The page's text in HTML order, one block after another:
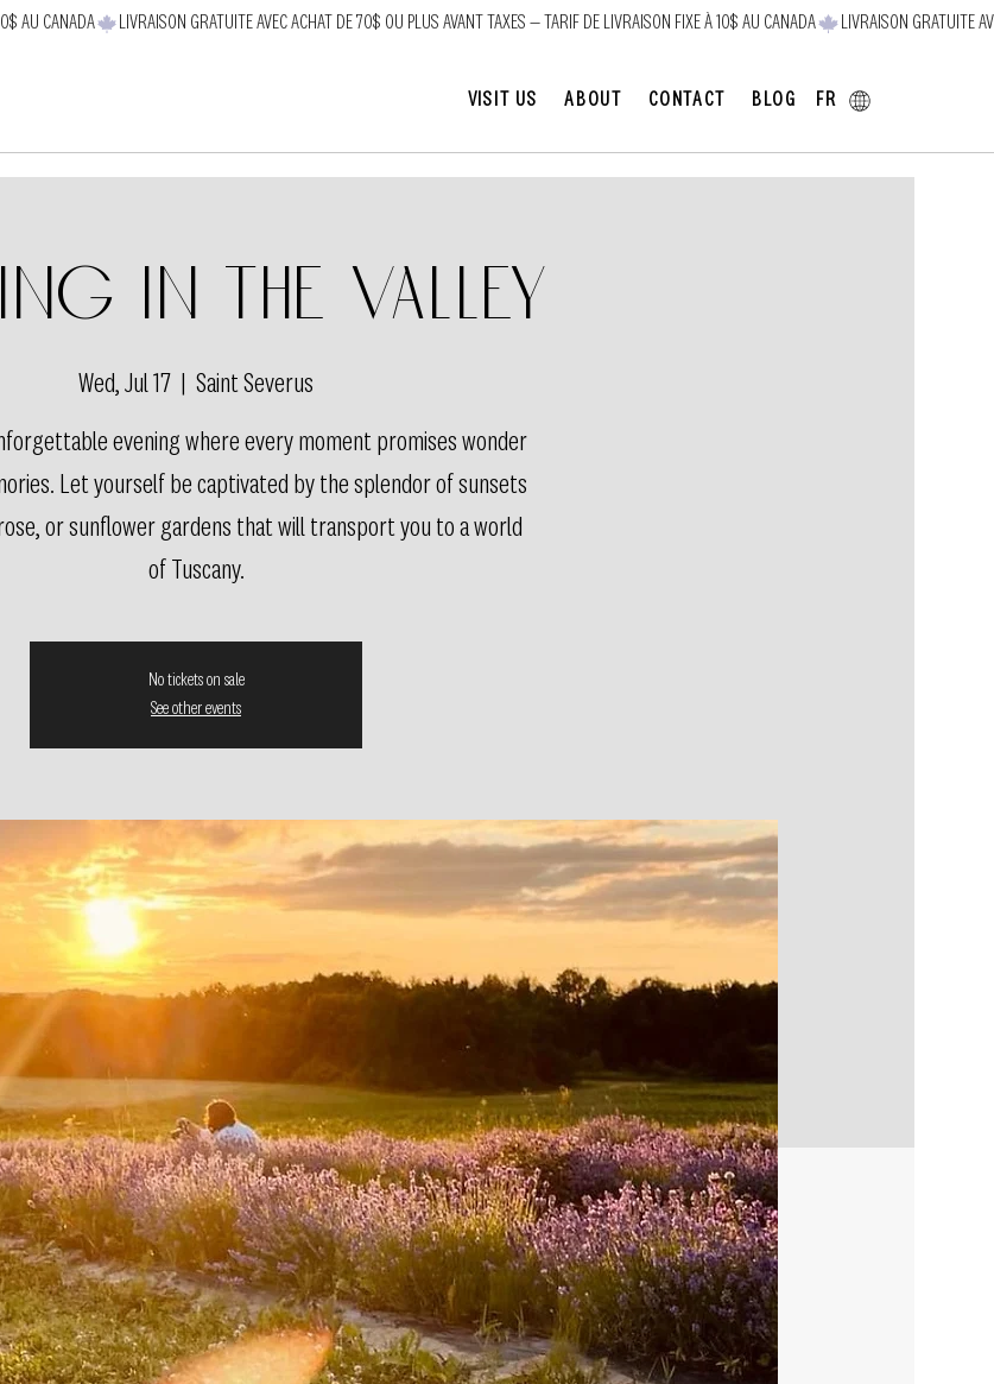
AU CANADA
VISIT US ABOUT CONTACT BLOG FR
in the valley
Wed, Jul 17 Saint Severus
evening where every moment promises wonder
Let yourself be captivated by the splendor of sunsets
or sunflower gardens that will transport you to a world
of Tuscany.
No tickets on sale
See other events